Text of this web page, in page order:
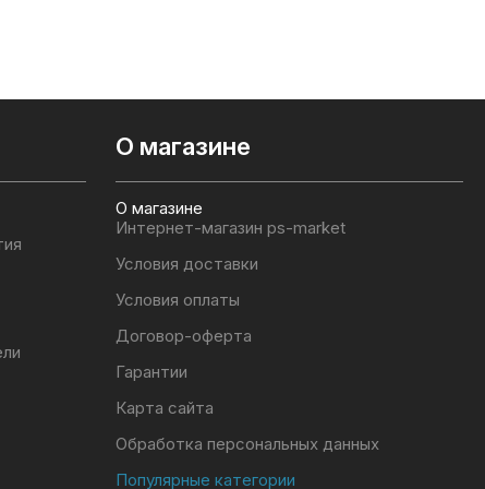
О магазине
О магазине
Интернет-магазин ps-market
Условия доставки
Условия оплаты
Договор-оферта
Гарантии
Карта сайта
Обработка персональных данных
Популярные категории